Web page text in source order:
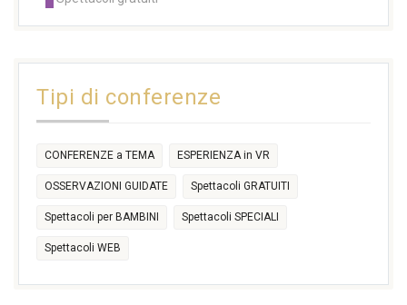
17:30
Tipi di conferenze
CONFERENZE a TEMA ESPERIENZA in VR
OSSERVAZIONI GUIDATE Spettacoli GRATUITI
Spettacoli per BAMBINI Spettacoli SPECIALI
Spettacoli WEB